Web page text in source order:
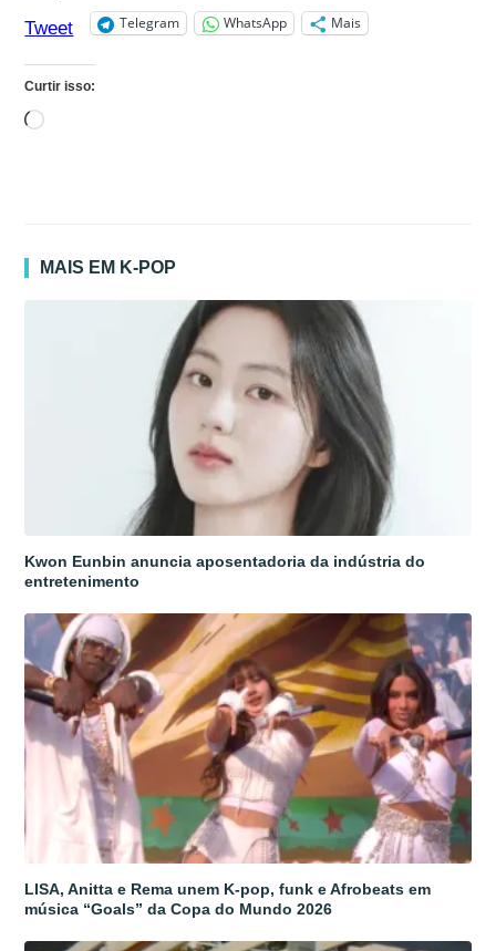
Tweet Telegram WhatsApp Mais
Curtir isso:
Carregando...
MAIS EM K-POP
Kwon Eunbin anuncia aposentadoria da indústria do
entretenimento
LISA, Anitta e Rema unem K-pop, funk e Afrobeats em
música “Goals” da Copa do Mundo 2026